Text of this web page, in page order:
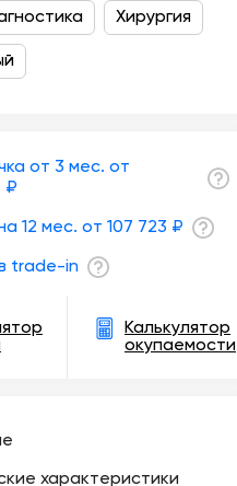
Хирургия
от 3 мес. от
₽
12 мес. от 107 723 ₽
trade-in
Калькулятор
окупаемости
характеристики